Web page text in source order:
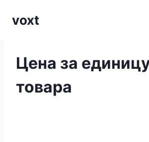
voxt
Цена за
товара